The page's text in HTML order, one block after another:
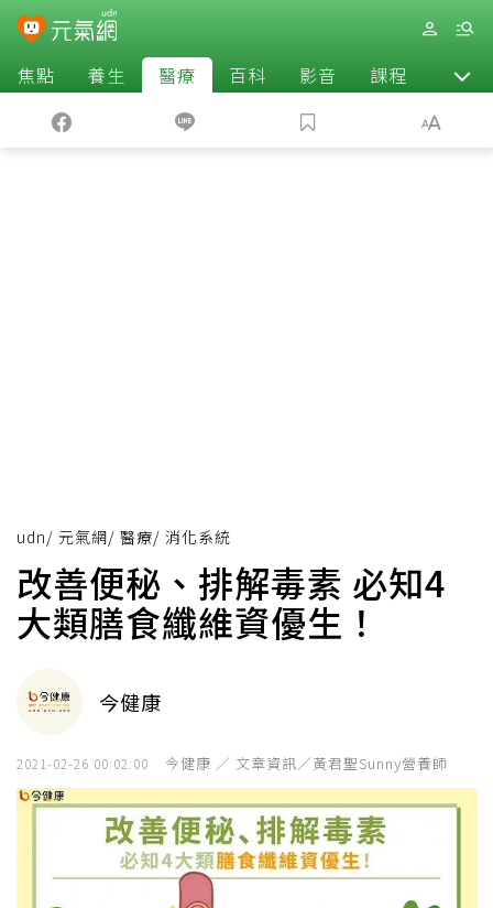
焦點 養生 醫療 百科 影音 課程 退休
udn/ 元氣網/ 醫療/ 消化系統
改善便秘、排解毒素 必知4
大類膳食纖維資優生！
今健康
2021-02-26 00:02:00 今健康 ／ 文章資訊／黃君聖Sunny營養師